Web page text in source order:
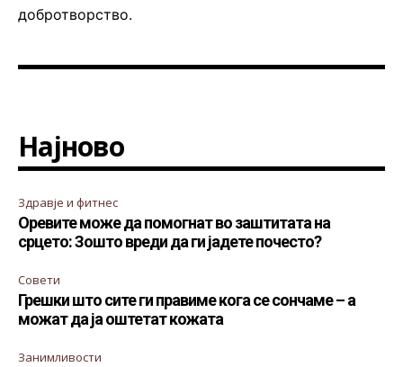
добротворство.
Најново
Здравје и фитнес
Оревите може да помогнат во заштитата на
срцето: Зошто вреди да ги јадете почесто?
Совети
Грешки што сите ги правиме кога се сончаме – а
можат да ја оштетат кожата
Занимливости